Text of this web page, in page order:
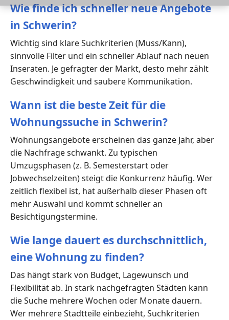
Wie finde ich schneller neue Angebote
in Schwerin?
Wichtig sind klare Suchkriterien (Muss/Kann),
sinnvolle Filter und ein schneller Ablauf nach neuen
Inseraten. Je gefragter der Markt, desto mehr zählt
Geschwindigkeit und saubere Kommunikation.
Wann ist die beste Zeit für die
Wohnungssuche in Schwerin?
Wohnungsangebote erscheinen das ganze Jahr, aber
die Nachfrage schwankt. Zu typischen
Umzugsphasen (z. B. Semesterstart oder
Jobwechselzeiten) steigt die Konkurrenz häufig. Wer
zeitlich flexibel ist, hat außerhalb dieser Phasen oft
mehr Auswahl und kommt schneller an
Besichtigungstermine.
Wie lange dauert es durchschnittlich,
eine Wohnung zu finden?
Das hängt stark von Budget, Lagewunsch und
Flexibilität ab. In stark nachgefragten Städten kann
die Suche mehrere Wochen oder Monate dauern.
Wer mehrere Stadtteile einbezieht, Suchkriterien